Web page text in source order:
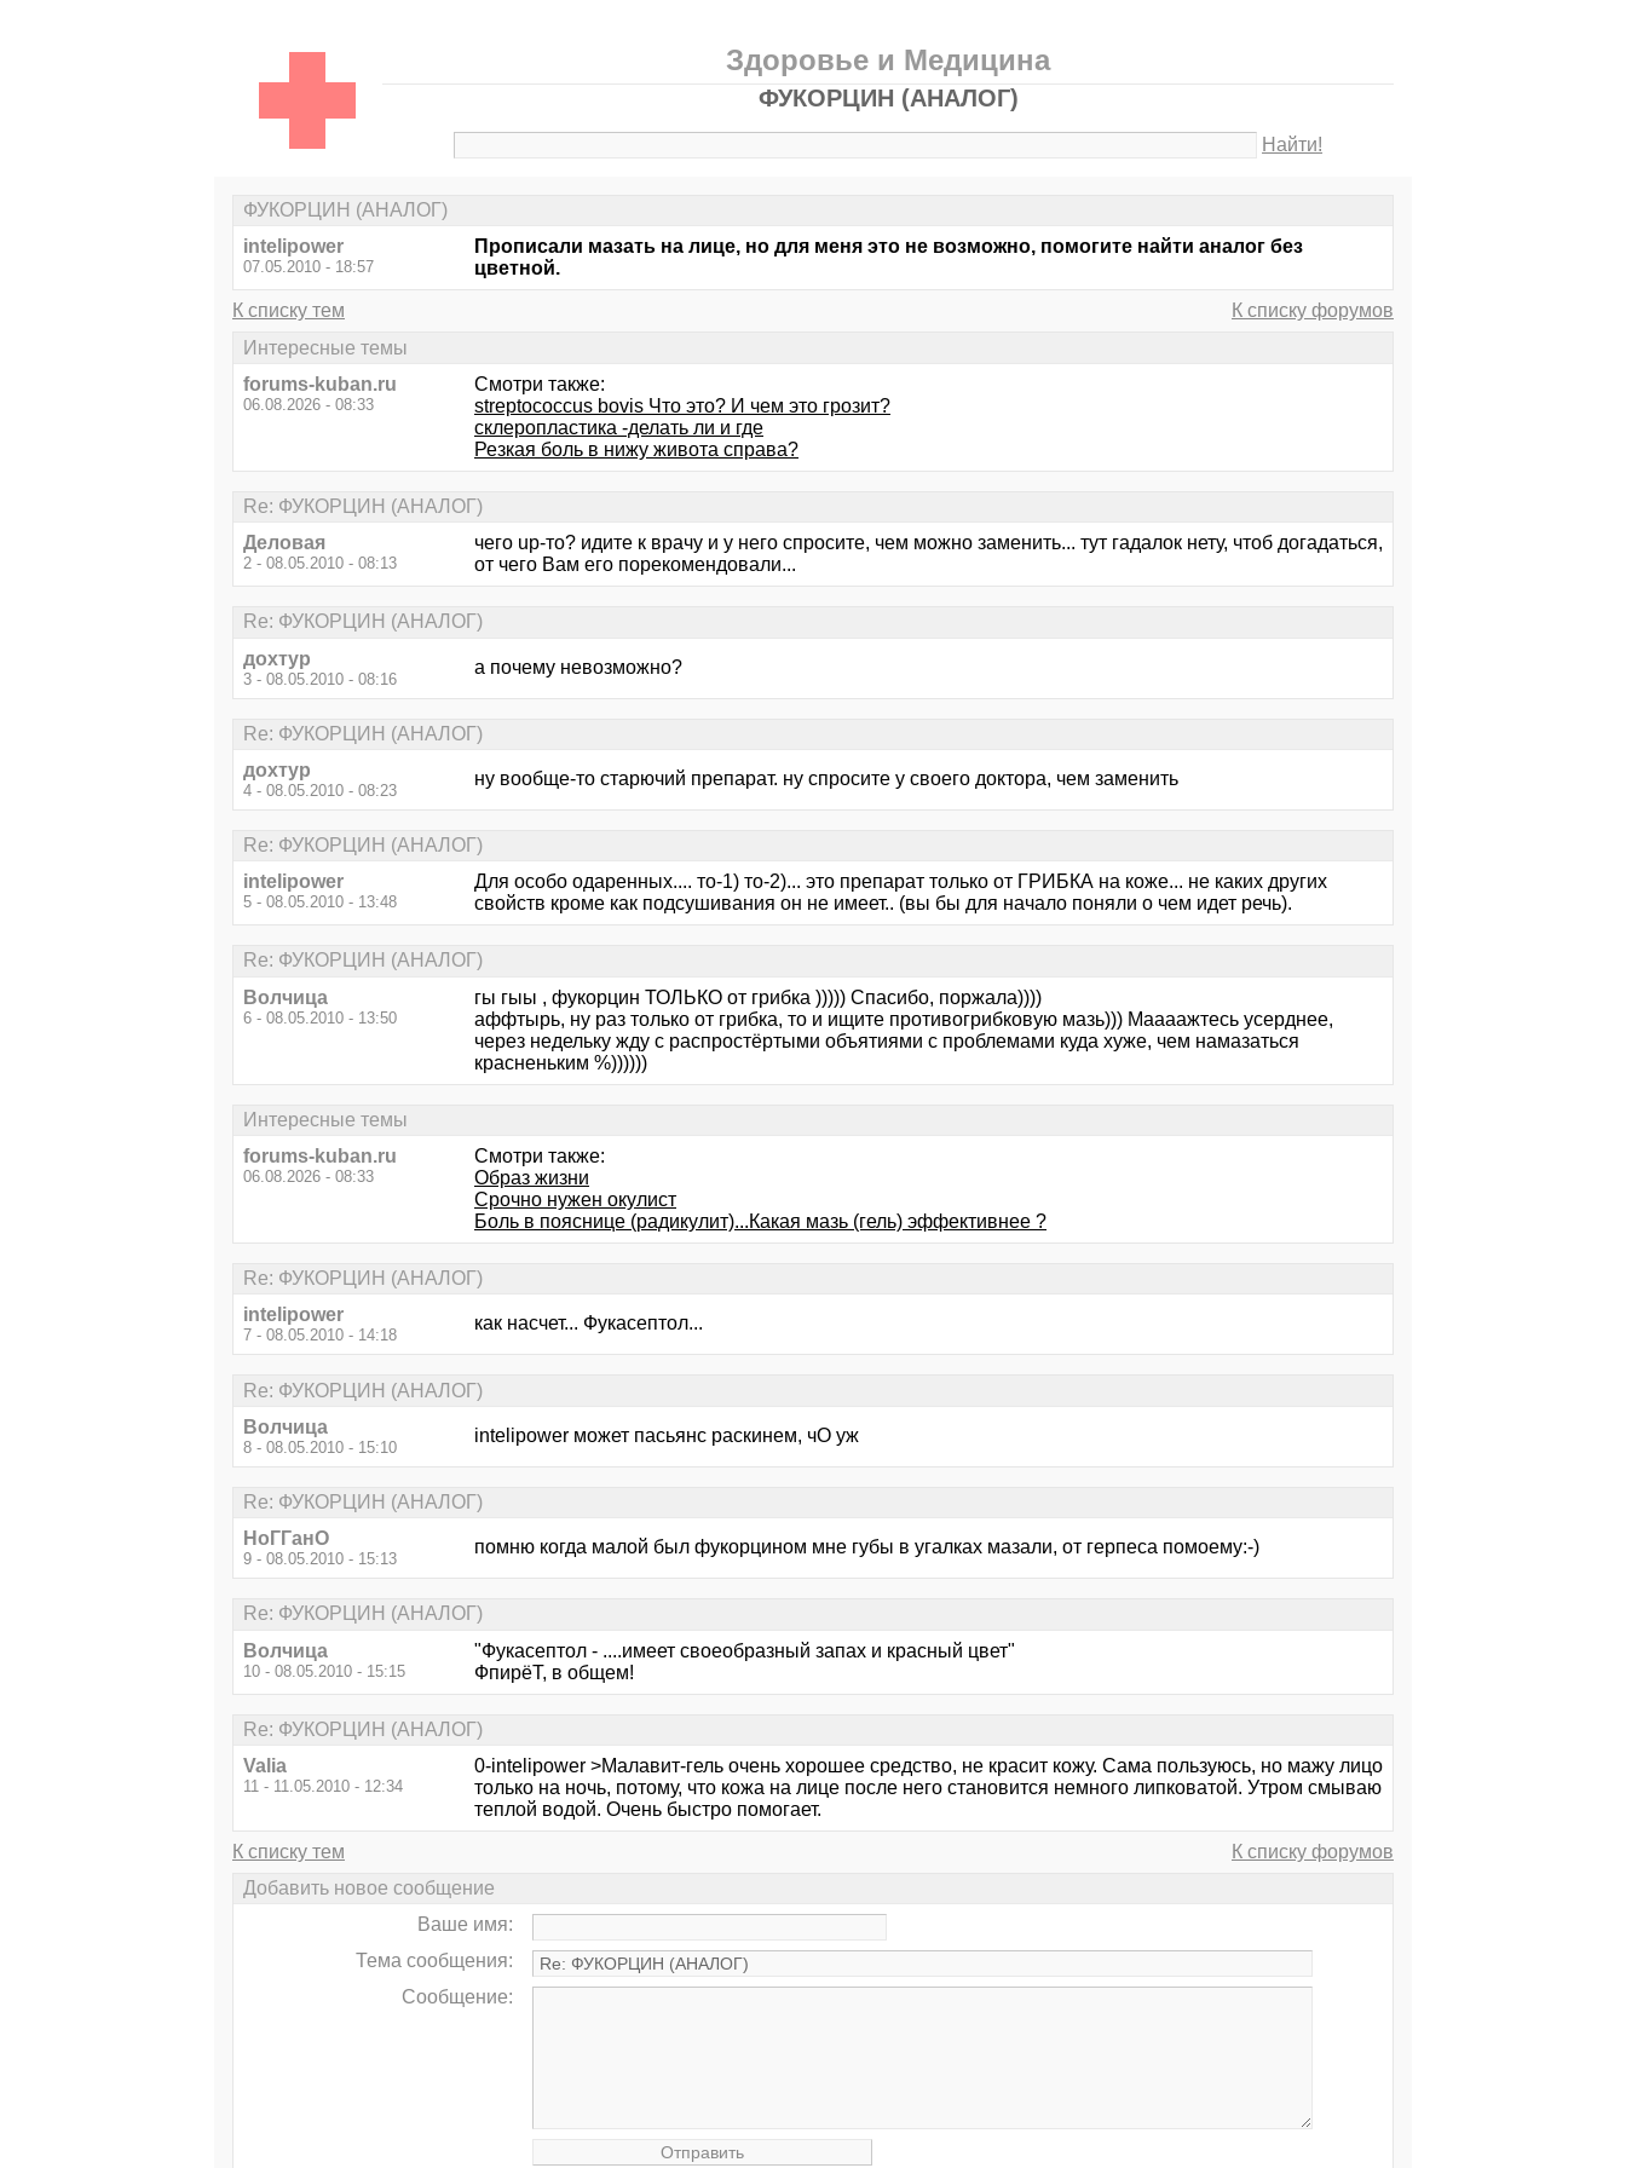
Здоровье и Медицина
ФУКОРЦИН (АНАЛОГ)
Найти!
ФУКОРЦИН (АНАЛОГ)
intelipower
07.05.2010 - 18:57
Прописали мазать на лице, но для меня это не возможно, помогите найти аналог без
цветной.
К списку тем
К списку форумов
Интересные темы
forums-kuban.ru
06.08.2026 - 08:33
Смотри также:
streptococcus bovis Что это? И чем это грозит?
склеропластика -делать ли и где
Резкая боль в нижу живота справа?
Re: ФУКОРЦИН (АНАЛОГ)
Деловая
2 - 08.05.2010 - 08:13
чего up-то? идите к врачу и у него спросите, чем можно заменить... тут гадалок нету, чтоб догадаться,
от чего Вам его порекомендовали...
Re: ФУКОРЦИН (АНАЛОГ)
дохтур
3 - 08.05.2010 - 08:16
а почему невозможно?
Re: ФУКОРЦИН (АНАЛОГ)
дохтур
4 - 08.05.2010 - 08:23
ну вообще-то старючий препарат. ну спросите у своего доктора, чем заменить
Re: ФУКОРЦИН (АНАЛОГ)
intelipower
5 - 08.05.2010 - 13:48
Для особо одаренных.... то-1) то-2)... это препарат только от ГРИБКА на коже... не каких других
свойств кроме как подсушивания он не имеет.. (вы бы для начало поняли о чем идет речь).
Re: ФУКОРЦИН (АНАЛОГ)
Волчица
6 - 08.05.2010 - 13:50
гы гыы , фукорцин ТОЛЬКО от грибка ))))) Спасибо, поржала))))
аффтырь, ну раз только от грибка, то и ищите противогрибковую мазь))) Маааажтесь усерднее,
через недельку жду с распростёртыми объятиями с проблемами куда хуже, чем намазаться
красненьким %))))))
Интересные темы
forums-kuban.ru
06.08.2026 - 08:33
Смотри также:
Образ жизни
Срочно нужен окулист
Боль в пояснице (радикулит)...Какая мазь (гель) эффективнее ?
Re: ФУКОРЦИН (АНАЛОГ)
intelipower
7 - 08.05.2010 - 14:18
как насчет... Фукасептол...
Re: ФУКОРЦИН (АНАЛОГ)
Волчица
8 - 08.05.2010 - 15:10
intelipower может пасьянс раскинем, чО уж
Re: ФУКОРЦИН (АНАЛОГ)
НоГГанО
9 - 08.05.2010 - 15:13
помню когда малой был фукорцином мне губы в угалках мазали, от герпеса помоему:-)
Re: ФУКОРЦИН (АНАЛОГ)
Волчица
10 - 08.05.2010 - 15:15
"Фукасептол - ....имеет своеобразный запах и красный цвет"
ФпирёТ, в общем!
Re: ФУКОРЦИН (АНАЛОГ)
Valia
11 - 11.05.2010 - 12:34
0-intelipower >Малавит-гель очень хорошее средство, не красит кожу. Сама пользуюсь, но мажу лицо
только на ночь, потому, что кожа на лице после него становится немного липковатой. Утром смываю
теплой водой. Очень быстро помогает.
К списку тем
К списку форумов
Добавить новое сообщение
Ваше имя:
Тема сообщения:
Сообщение: